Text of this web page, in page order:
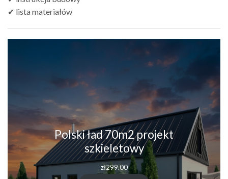
✔ lista materiałów
Polski ład 70m2 projekt
szkieletowy
zł299.00